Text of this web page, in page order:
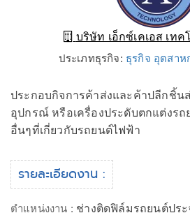
บริษัท เอ็กซ์เคเอส เท
ประเภทธุรกิจ: ธุรกิจ อุตสา
ประกอบกิจการค้าส่งและค้าปลีกชิ้น
อุปกรณ์ หรือเครื่องประดับตกแต่งร
อื่นๆที่เกี่ยวกับรถยนต์ไฟฟ้า
รายละเอียดงาน :
ตำแหน่งงาน : ช่างติดฟิล์มรถยนต์ประ